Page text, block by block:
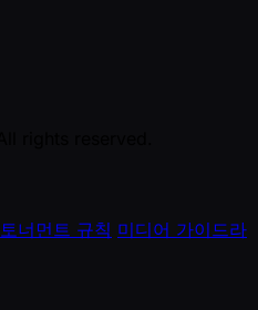
토너먼트 규칙 미디어 가이드라